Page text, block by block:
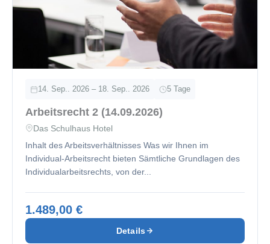
14. Sep.. 2026 – 18. Sep.. 2026 5 Tage
Arbeitsrecht 2 (14.09.2026)
Das Schulhaus Hotel
Inhalt des Arbeitsverhältnisses Was wir Ihnen im
Individual-Arbeitsrecht bieten Sämtliche Grundlagen des
Individualarbeitsrechts, von der...
1.489,00 €
Details